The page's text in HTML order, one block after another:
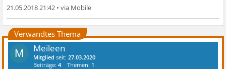
21.05.2018 21:42 •
Verwandtes Thema
M Meileen
Mitglied seit:27.03.2020
Beiträge:4 Themen: 1